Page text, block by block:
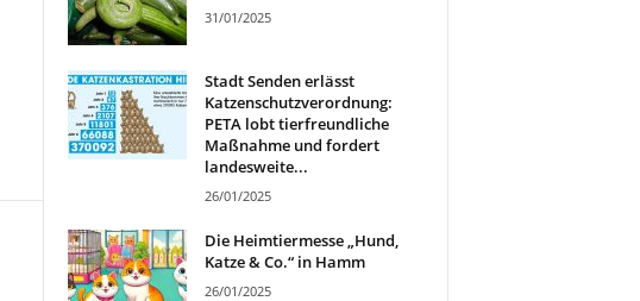
31/01/2025
Stadt Senden erlässt
Katzenschutzverordnung:
PETA lobt tierfreundliche
Maßnahme und fordert
landesweite...
26/01/2025
Die Heimtiermesse „Hund,
Katze & Co.“ in Hamm
26/01/2025